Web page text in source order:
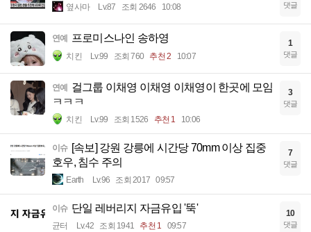
옆사마 Lv.87 조회 2646 10:08 댓글
연예 프로미스나인 송하영
치킨 Lv.99 조회 760 추천 2 10:07
1
댓글
연예
걸그룹 이채영 이채영 이채영이 한곳에 모임
ㅋㅋㅋ
치킨 Lv.99 조회 1526 추천 1 10:06
3
댓글
이슈 [속보] 강원 강릉에 시간당 70mm 이상 집중
호우, 침수 주의
Earth Lv.96 조회 2017 09:57
7
댓글
이슈 단일 레버리지 자금유입 '뚝'
균터 Lv.42 조회 1941 추천 1 09:57
10
댓글